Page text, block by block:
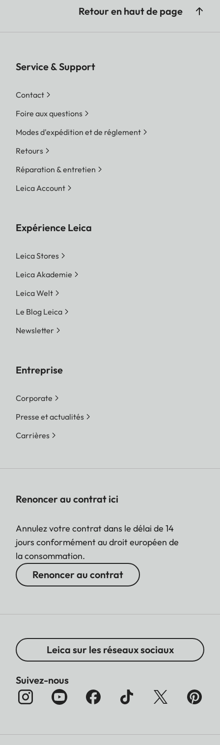
Retour en haut de page
Service & Support
Contact
Foire aux questions
Modes d'expédition et de réglement
Retours
Réparation & entretien
Leica Account
Expérience Leica
Leica Stores
Leica Akademie
Leica Welt
Le Blog Leica
Newsletter
Entreprise
Corporate
Presse et actualités
Carrières
Renoncer au contrat ici
Annulez votre contrat dans le délai de 14
jours conformément au droit européen de
la consommation.
Renoncer au contrat
Leica sur les réseaux sociaux
Suivez-nous